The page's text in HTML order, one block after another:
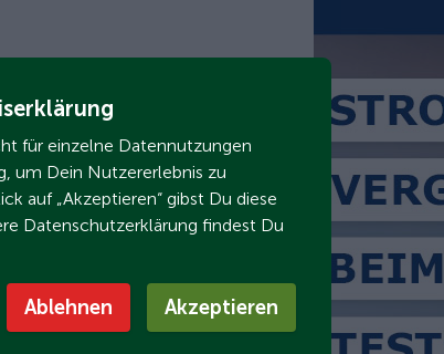
für einzelne Datennutzungen
um Dein Nutzererlebnis zu
auf „Akzeptieren“ gibst Du diese
Datenschutzerklärung findest Du
Ablehnen Akzeptieren